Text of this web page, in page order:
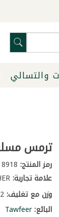
والتسالي
ترمس
رمز المنتج:8918
علامة تجارية:OTHER
وزن مع تغليف:0.2 كغ
البائع:Tawfeer